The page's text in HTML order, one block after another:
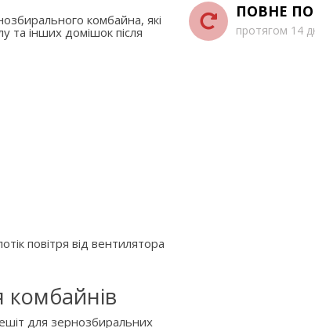
комбайна, які
та інших домішок після
повітря від вентилятора
комбайнів
для зернозбиральних
ПОВНЕ
протягом 14